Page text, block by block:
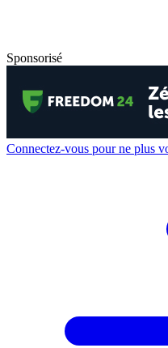
Sponsorisé
Connectez-vous pour ne plus